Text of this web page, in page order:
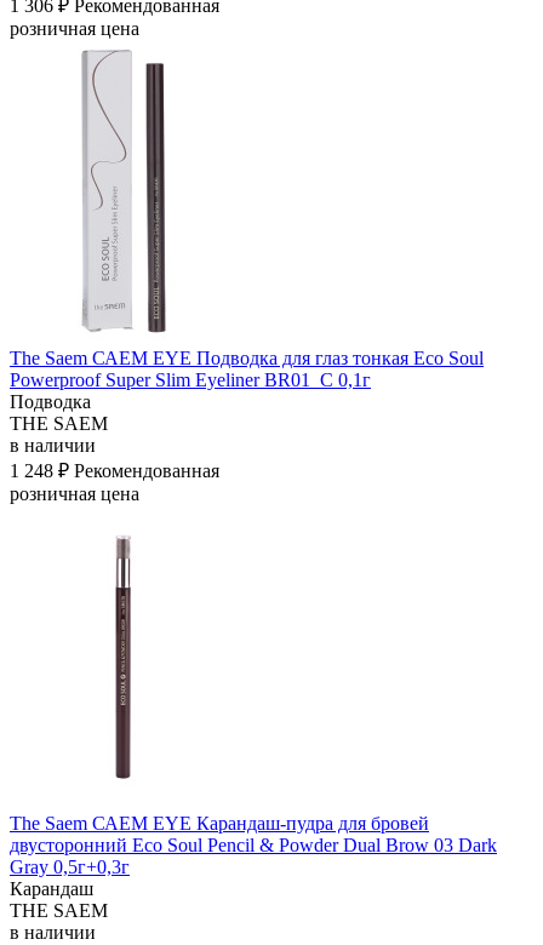
1 306 ₽ Рекомендованная
розничная цена
The Saem САЕМ EYE Подводка для глаз тонкая Eco Soul
Powerproof Super Slim Eyeliner BR01_C 0,1г
Подводка
THE SAEM
в наличии
1 248 ₽ Рекомендованная
розничная цена
The Saem САЕМ EYE Карандаш-пудра для бровей
двусторонний Eco Soul Pencil & Powder Dual Brow 03 Dark
Gray 0,5г+0,3г
Карандаш
THE SAEM
в наличии